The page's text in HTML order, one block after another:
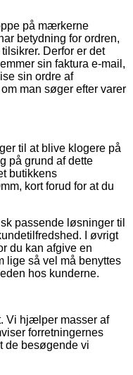
på mærkerne
betydning for ordren,
Derfor er det
sin faktura e-mail,
sin ordre af
man søger efter varer
til at blive klogere på
på grund af dette
butikkens
kort forud for at du
passende løsninger til
I øvrigt
du kan afgive en
lige så vel må benyttes
hos kunderne.
Vi hjælper masser af
forretningernes
de besøgende vi